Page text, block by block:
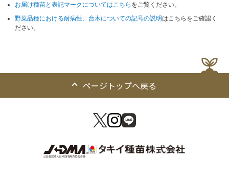
お届け種苗と表記マークについてはこちら をご覧ください。
野菜品種における耐病性、台木についての記号の説明はこちらをご確認く
ださい。
ページトップへ戻る